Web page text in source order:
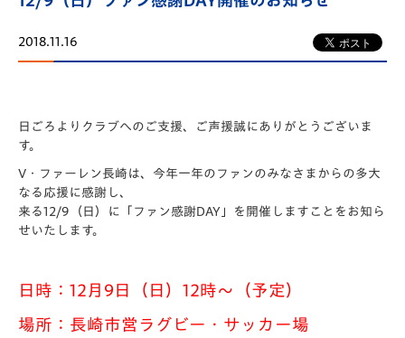
2018.11.16
日ごろよりクラブへのご支援、ご声援誠にありがとうございま
す。
V・ファーレン長崎は、今年一年のファンのみなさまからの多大
なる応援に感謝し、
来る12/9（日）に「ファン感謝DAY」を開催しますことをお知ら
せいたします。
日時：12月9日（日）12時～（予定）
場所：長崎市営ラグビー・サッカー場